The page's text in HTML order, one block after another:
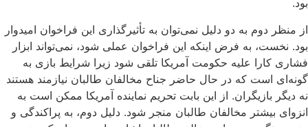
بود.
از منظر دوم به دو دلیل نمی‌توان به تأثیرگذاری این فراخوان امیدوار
بود. نخست، به فرض اینکه این فراخوان عملی شود، نمی‌تواند ابزار
فشاری کارا علیه حکومت آمریکا تلقی شود زیرا شرایط بازی به
گونه‌ای است که در حال حاضر جناح مخالفان طالبان نیازمند هستند
نه دیگر بازیگران. از این بابت تحریم نماینده آمریکا ممکن است به
انزوای بیشتر مخالفان طالبان منجر شود. دلیل دوم، به پراکندگی و